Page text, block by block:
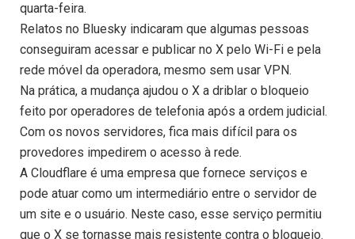
quarta-feira.
Relatos no Bluesky indicaram que algumas pessoas
conseguiram acessar e publicar no X pelo Wi-Fi e pela
rede móvel da operadora, mesmo sem usar VPN.
Na prática, a mudança ajudou o X a driblar o bloqueio
feito por operadores de telefonia após a ordem judicial.
Com os novos servidores, fica mais difícil para os
provedores impedirem o acesso à rede.
A Cloudflare é uma empresa que fornece serviços e
pode atuar como um intermediário entre o servidor de
um site e o usuário. Neste caso, esse serviço permitiu
que o X se tornasse mais resistente contra o bloqueio.